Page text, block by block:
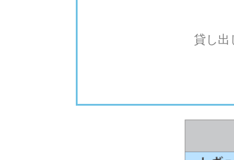
貸し出